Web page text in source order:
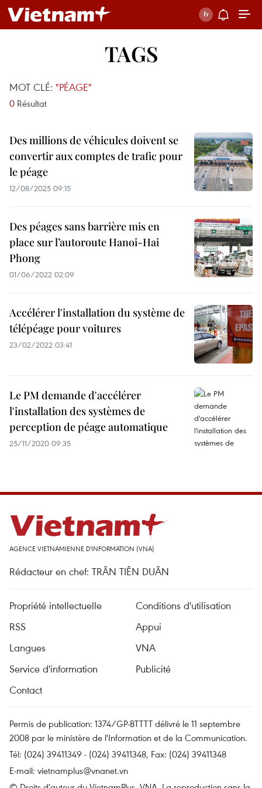
TAGS
MOT CLÉ: "PÉAGE"
0 Résultat
Des millions de véhicules doivent se
convertir aux comptes de trafic pour
le péage
12/08/2025 09:15
Des péages sans barrière mis en
place sur l’autoroute Hanoi-Hai
Phong
01/06/2022 02:09
Accélérer l'installation du système de
télépéage pour voitures
23/02/2022 03:41
Le PM demande d'accélérer
l'installation des systèmes de
perception de péage automatique
25/11/2020 09:35
AGENCE VIETNAMIENNE D'INFORMATION (VNA)
Rédacteur en chef: TRÂN TIÊN DUÂN
Propriété intellectuelle
Conditions d'utilisation
RSS
Appui
Langues
VNA
Service d'information
Publicité
Contact
Permis de publication: 1374/GP-BTTTT délivré le 11 septembre
2008 par le ministère de l'Information et de la Communication.
Tél: (024) 39411349 - (024) 39411348, Fax: (024) 39411348
E-mail: vietnamplus@vnanet.vn